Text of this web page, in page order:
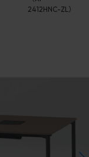
2412HNC-ZL）